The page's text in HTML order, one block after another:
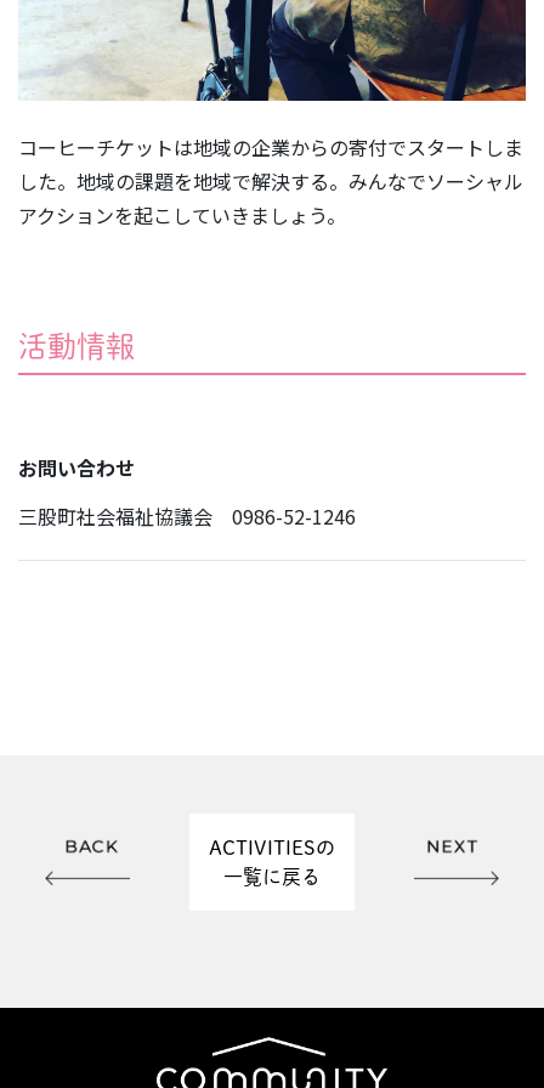
コーヒーチケットは地域の企業からの寄付でスタートしま
した。地域の課題を地域で解決する。みんなでソーシャル
アクションを起こしていきましょう。
活動情報
お問い合わせ
三股町社会福祉協議会 0986-52-1246
ACTIVITIESの
一覧に戻る